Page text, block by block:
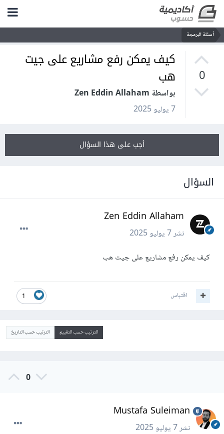
أسئلة البرمجة
0
كيف يمكن رفع مشاريع على جيت
هب
بواسطة Zen Eddin Allaham
7 يوليو 2025
أجب على هذا السؤال
السؤال
Zen Eddin Allaham
نشر7 يوليو 2025
كيف يمكن رفع مشاريع على جيت هب
1 اقتباس
الترتيب حسب التقييم الترتيب حسب التاريخ
0
Mustafa Suleiman
نشر7 يوليو 2025